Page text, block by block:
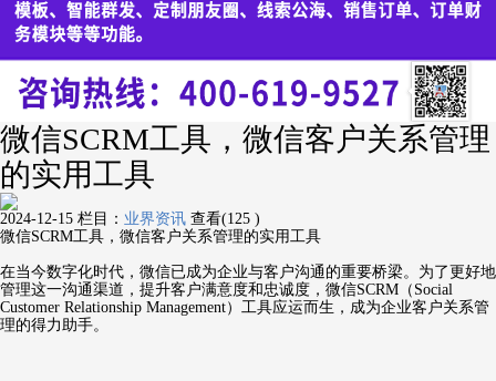
微信SCRM工具，微信客户关系管理
的实用工具
2024-12-15 栏目： 业界资讯 查看(125 )
微信SCRM工具，微信客户关系管理的实用工具
在当今数字化时代，微信已成为企业与客户沟通的重要桥梁。为了更好地
管理这一沟通渠道，提升客户满意度和忠诚度，微信SCRM（Social
Customer Relationship Management）工具应运而生，成为企业客户关系管
理的得力助手。